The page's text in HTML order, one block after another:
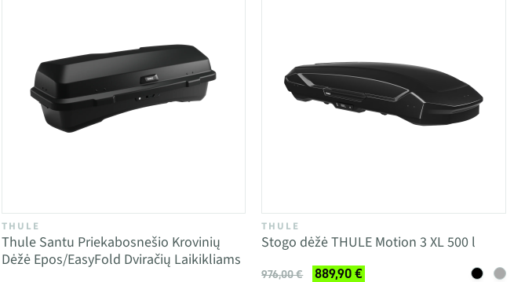
THULE
Thule Santu Priekabosnešio Krovinių
Dėžė Epos/EasyFold Dviračių Laikikliams
THULE
Stogo dėžė THULE Motion 3 XL 500 l
976,00 € 889,90 €